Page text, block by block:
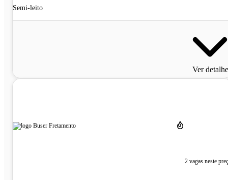
Semi-leito
Ver
2 vagas neste